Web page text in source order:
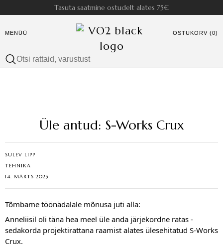
Tasuta saatmine ostudelt alates 75€
MENÜÜ OSTUKORV (0)
Üle antud: S-Works Crux
SULEV LIPP
TEHNIKA
14. MÄRTS 2025
Tõmbame töönädalale mõnusa juti alla:
Anneliisil oli täna hea meel üle anda järjekordne ratas -
sedakorda projektirattana raamist alates ülesehitatud S-Works
Crux.